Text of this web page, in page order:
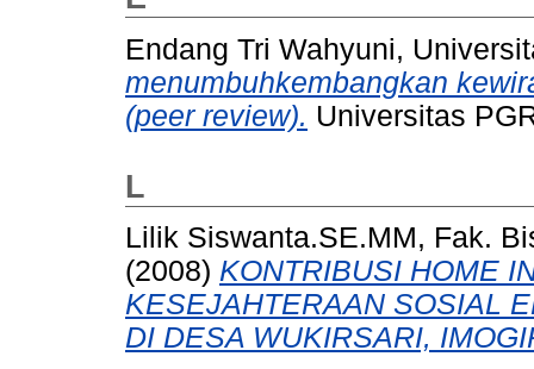
Endang Tri Wahyuni,
menumbuhkembangkan
(peer review). Universitas
L
Lilik Siswanta.SE.MM, Fak.
(2008) KONTRIBUSI HOME
KESEJAHTERAAN SOSIAL
DI DESA WUKIRSARI,